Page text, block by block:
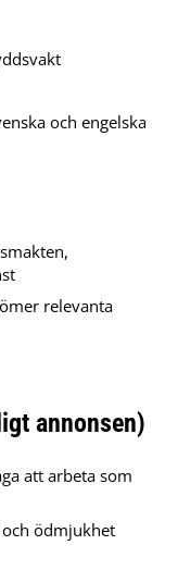
och engelska
relevanta
annonsen)
att arbeta som
ödmjukhet